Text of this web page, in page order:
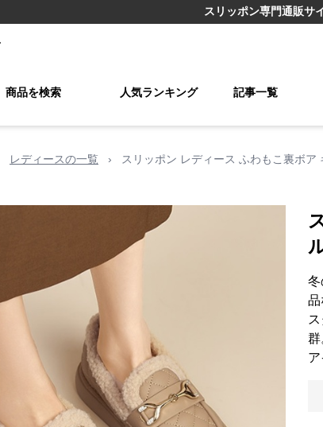
スリッポン専門通販サ
商品を検索 人気ランキング 記事一覧
レディースの一覧 › スリッポン レディース ふわもこ裏ボア
冬
品
群